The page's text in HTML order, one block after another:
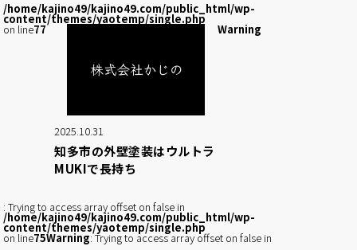
/home/kajino49/kajino49.com/public_html/wp-
content/themes/yaotemp/single.php
on line77
2025.10.31
知多市の外壁塗装はウルトラ
MUKIで長持ち
Warning
: Trying to access array offset on false in
/home/kajino49/kajino49.com/public_html/wp-
content/themes/yaotemp/single.php
on line75Warning: Trying to access array offset on false in